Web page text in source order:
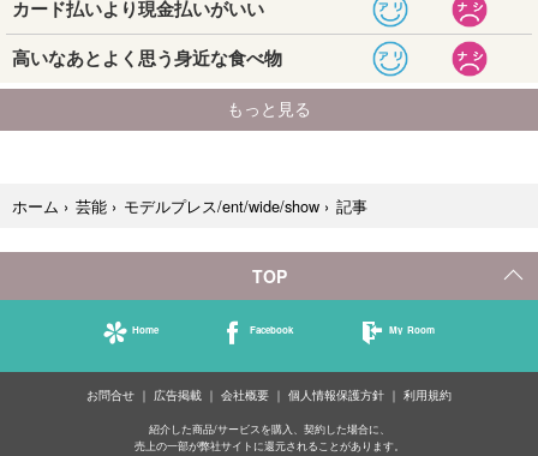
ホーム › 芸能 › モデルプレス/ent/wide/show › 記事
TOP
Home Facebook My Room
お問合せ 広告掲載 会社概要 個人情報保護方針 利用規約
紹介した商品/サービスを購入、契約した場合に、
売上の一部が弊社サイトに還元されることがあります。